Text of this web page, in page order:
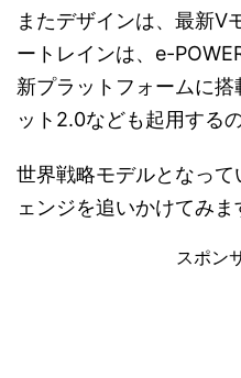
またデザインは、最新V
ートレインは、e-
新プラットフォームに
ット2.0なども起用する
世界戦略モデルとなっ
ェンジを追いかけてみま
スポン